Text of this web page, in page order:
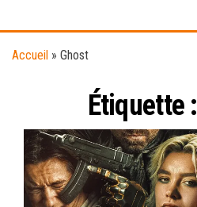
Accueil » Ghost
Étiquette :